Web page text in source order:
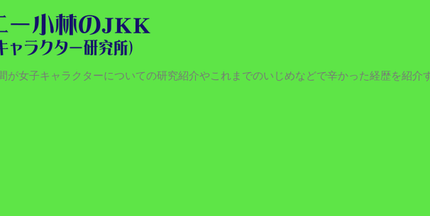
が女子キャラクターについての研究紹介やこれまでのいじめなどで辛かった経歴を紹介